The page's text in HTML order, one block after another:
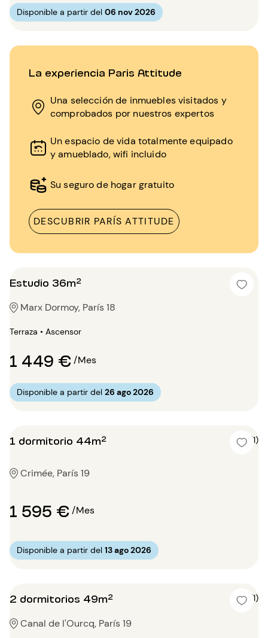
La experiencia Paris Attitude
Una selección de inmuebles visitados y
comprobados por nuestros expertos
Un espacio de vida totalmente equipado
y amueblado, wifi incluido
Su seguro de hogar gratuito
DESCUBRIR PARÍS ATTITUDE
Disponible a partir del 06 nov 2026
Estudio 36m²
Marx Dormoy, París 18
Terraza • Ascensor
1 449 €/Mes
Disponible a partir del 26 ago 2026
1 dormitorio 44m² 4 (1)
Crimée, París 19
1 595 €/Mes
Disponible a partir del 13 ago 2026
2 dormitorios 49m² 5 (1)
Canal de l'Ourcq, París 19